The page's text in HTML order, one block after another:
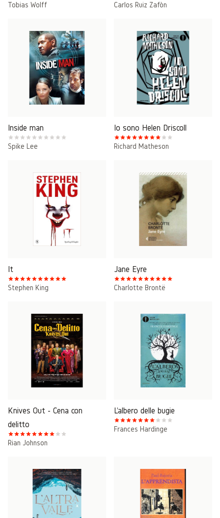
Tobias Wolff Carlos Ruiz Zafòn
Inside man
Spike Lee
Io sono Helen Driscoll
Richard Matheson
It
Stephen King
Jane Eyre
Charlotte Brontë
Knives Out - Cena con
delitto
Rian Johnson
L'albero delle bugie
Frances Hardinge